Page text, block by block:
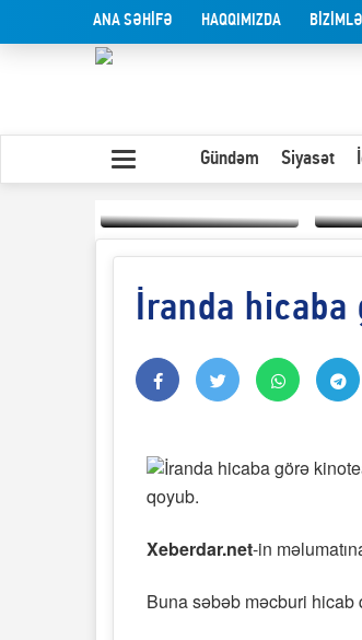
ANA SƏHİFƏ HAQQIMIZDA
Gündəm Siyasət
Yaxın Şərqdəki
müharibənin qısa
İranda hicaba
qoyub.
Xeberdar.net-in
Buna səbəb məcburi hicab